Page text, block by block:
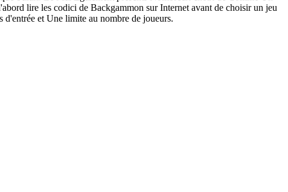
lire les codici de Backgammon sur Internet avant de choisir un jeu
et Une limite au nombre de joueurs.